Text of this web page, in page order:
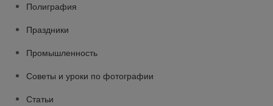
Полиграфия
Праздники
Промышленность
Советы и уроки по фотографии
Статьи